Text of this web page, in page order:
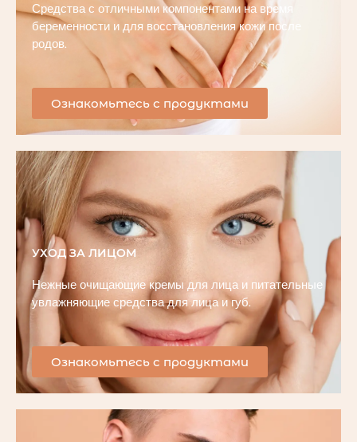
Средства с отличными компонентами на время
беременности и для восстановления кожи после
родов.
Ознакомьтесь с продуктами
УХОД ЗА ЛИЦОМ
Нежные очищающие кремы для лица и питательные
увлажняющие средства для лица и губ.
Ознакомьтесь с продуктами